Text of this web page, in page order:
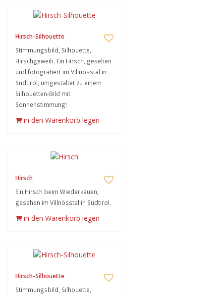
Hirsch-Silhouette
Stimmungsbild, Silhouette,
Hirschgeweih. Ein Hirsch, gesehen
und fotografiert im Villnösstal in
Südtirol, umgestaltet zu einem
Silhouetten-Bild mit
Sonnenstimmung!
in den Warenkorb legen
Hirsch
Ein Hirsch beim Wiederkauen,
gesehen im Villnösstal in Südtirol.
in den Warenkorb legen
Hirsch-Silhouette
Stimmungsbild, Silhouette,